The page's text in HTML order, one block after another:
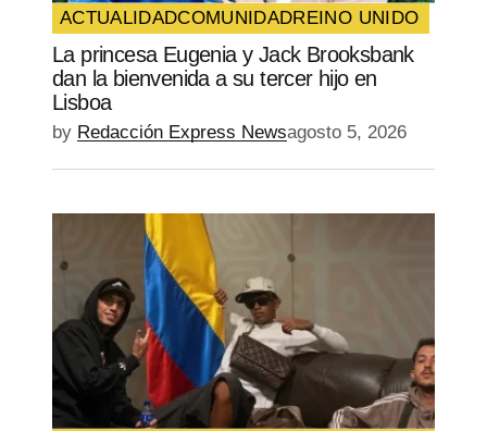
SUBMIT COMMENT
ACTUALIDADCOMUNIDADREINO UNIDO
La princesa Eugenia y Jack Brooksbank
dan la bienvenida a su tercer hijo en
Lisboa
by Redacción Express Newsagosto 5, 2026